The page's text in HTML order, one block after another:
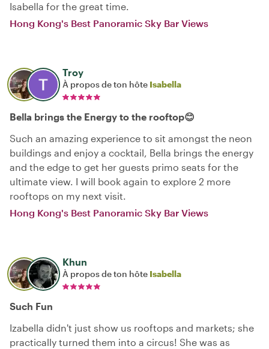
Isabella for the great time.
Hong Kong's Best Panoramic Sky Bar Views
Troy
À propos de ton hôte Isabella
Bella brings the Energy to the rooftop😊
Such an amazing experience to sit amongst the neon
buildings and enjoy a cocktail, Bella brings the energy
and the edge to get her guests primo seats for the
ultimate view. I will book again to explore 2 more
rooftops on my next visit.
Hong Kong's Best Panoramic Sky Bar Views
Khun
À propos de ton hôte Isabella
Such Fun
Izabella didn't just show us rooftops and markets; she
practically turned them into a circus! She was as